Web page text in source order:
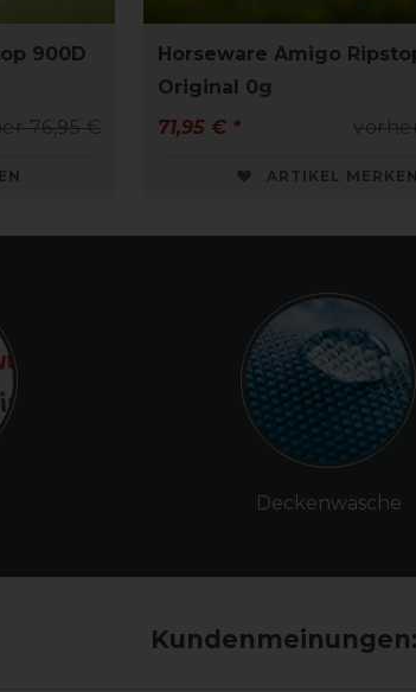
900D
76,95 €
Horseware Amigo
Original 0g
71,95 € *
ARTIKEL MERKEN
Deckenwäsche